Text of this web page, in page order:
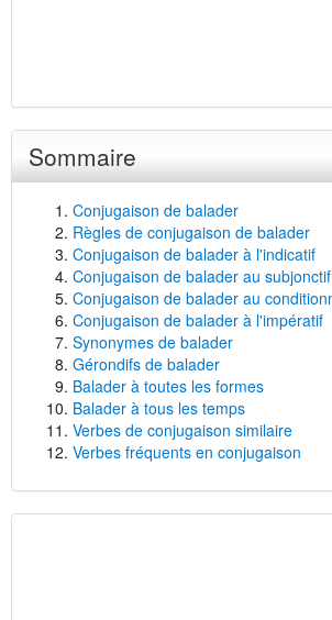
Sommaire
Conjugaison de balader
Règles de conjugaison de balader
Conjugaison de balader à l'indicatif
Conjugaison de balader au subjonctif
Conjugaison de balader au
Conjugaison de balader à l'impératif
Synonymes de balader
Gérondifs de balader
Balader à toutes les formes
Balader à tous les temps
Verbes de conjugaison similaire
Verbes fréquents en conjugaison